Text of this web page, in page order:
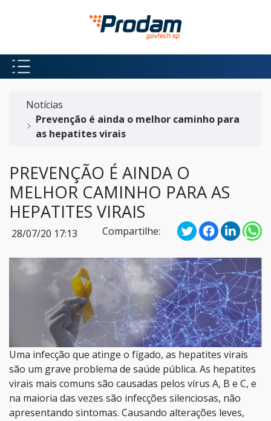
Pular para o Conteúdo principal
Notícias
Prevenção é ainda o melhor caminho para
as hepatites virais
PREVENÇÃO É AINDA O
MELHOR CAMINHO PARA AS
HEPATITES VIRAIS
28/07/20 17:13 Compartilhe:
Uma infecção que atinge o fígado, as hepatites virais
são um grave problema de saúde pública. As hepatites
virais mais comuns são causadas pelos vírus A, B e C, e
na maioria das vezes são infecções silenciosas, não
apresentando sintomas. Causando alterações leves,